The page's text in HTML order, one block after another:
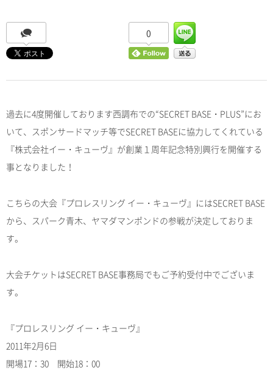
0
過去に4度開催しております西調布での“SECRET BASE・PLUS”にお
いて、スポンサードマッチ等でSECRET BASEに協力してくれている
『株式会社イー・キューヴ』が創業１周年記念特別興行を開催する
事となりました！
こちらの大会『プロレスリング イー・キューヴ』にはSECRET BASE
から、スパーク青木、ヤマダマンポンドの参戦が決定しておりま
す。
大会チケットはSECRET BASE事務局でもご予約受付中でございま
す。
『プロレスリング イー・キューヴ』
2011年2月6日
開場17：30 開始18：00